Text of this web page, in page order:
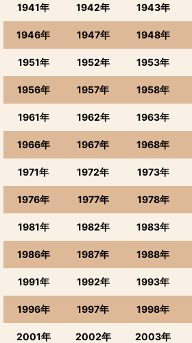
1920年〜1921年
1922〜1931年
1932年のワイン
1937，1938，1939年のワイン
1940年のワイン(昭和15年)
1941年のワイン
1943年のワイン
1944年のワイン
1945年のワイン
1946年のワイン
1941年 1942年 1943年
1946年 1947年 1948年
1951年 1952年 1953年
1956年 1957年 1958年
1961年 1962年 1963年
1966年 1967年 1968年
1971年 1972年 1973年
1976年 1977年 1978年
1981年 1982年 1983年
1986年 1987年 1988年
1991年 1992年 1993年
1996年 1997年 1998年
2001年 2002年 2003年